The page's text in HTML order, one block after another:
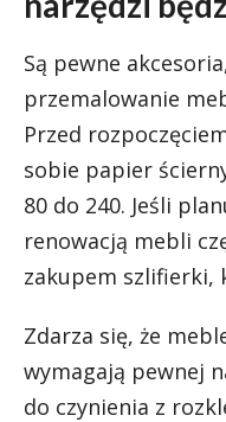
Są pewne
przemalowanie
Przed
sobie papier
80 do 240. Jeśli
renowacją mebli
zakupem szlifierki,
Zdarza się, że
wymagają pewnej
do czynienia z